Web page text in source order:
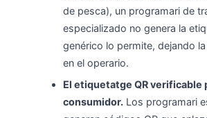
de pesca), un programari de
especializado no genera la
genérico lo permite, dejando
en el operario.
El etiquetatge QR verificable
consumidor. Los programari